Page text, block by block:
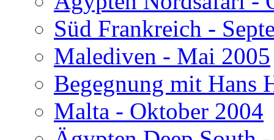
Süd Frankreich -
Malediven - Mai 2005
Begegnung mit Hans
Malta - Oktober 2004